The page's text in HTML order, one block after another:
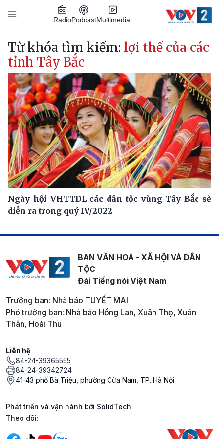
Nhảy đến nội dung
RadioPodcastMultimedia
Main navigation
Từ khóa tìm kiếm: lợi thế của các
tỉnh Tây Bắc
Ngày hội VHTTDL các dân tộc vùng Tây Bắc sẽ
diễn ra trong quý IV/2022
BAN VĂN HOÁ - XÃ HỘI VÀ DÂN
TỘC
Đài Tiếng nói Việt Nam
Trưởng ban: Nhà báo TUYẾT MAI
Phó trưởng ban: Nhà báo Hồng Lan, Xuân Thọ, Xuân
Thân, Hoài Thu
Liên hệ
84-24-39365555
84-24-39342724
41-43 phố Bà Triệu, phường Cửa Nam, TP. Hà Nội
Phát triển và vận hành bởi SolidTech
Mạng xã hội
Theo dõi: